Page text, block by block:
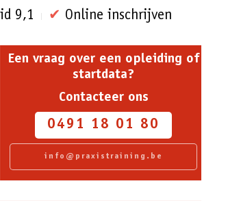
9,1 ✔ Online inschrijven
Een vraag over een opleiding of
startdata?
Contacteer ons
0491 18 01 80
info@praxistraining.be